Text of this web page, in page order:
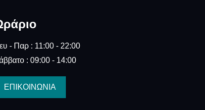
- Παρ : 11:00 - 22:00
: 09:00 - 14:00
ΕΠΙΚΟΙΝΩΝΙΑ